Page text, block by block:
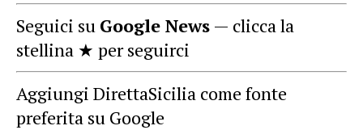
Seguici su Google News — clicca la
stellina ★ per seguirci
Aggiungi DirettaSicilia come fonte
preferita su Google